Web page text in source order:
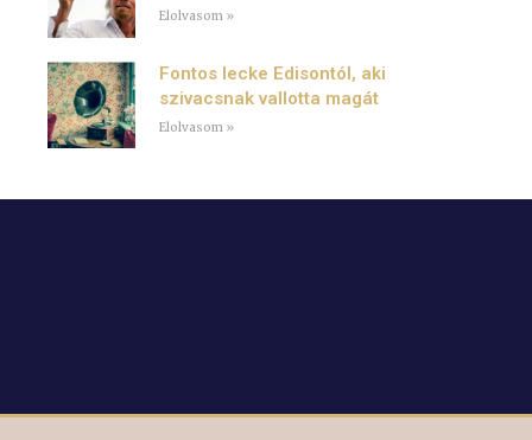
Elolvasom »
Fontos lecke Edisontól, aki
szivacsnak vallotta magát
Elolvasom »